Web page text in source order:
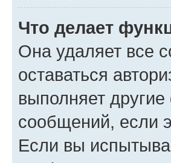
Что делает
Она удаляет все
оставаться
выполняет
сообщений, если
Если вы